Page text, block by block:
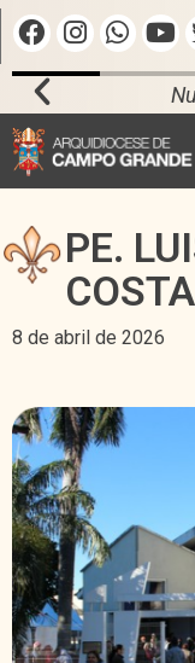
PE.
8 de abril de 2026